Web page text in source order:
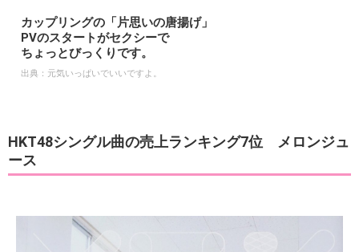
カップリングの「片思いの唐揚げ」
PVのスタートがセクシーで
ちょっとびっくりです。
出典： 元気いっぱいでいいですよ。
HKT48シングル曲の売上ランキング7位 メロンジュ
ース